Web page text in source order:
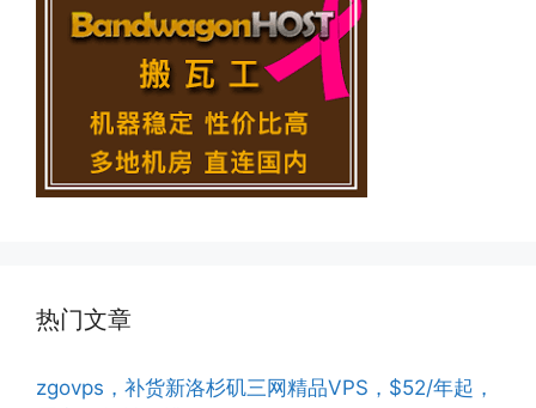
热门文章
zgovps，补货新洛杉矶三网精品VPS，$52/年起，